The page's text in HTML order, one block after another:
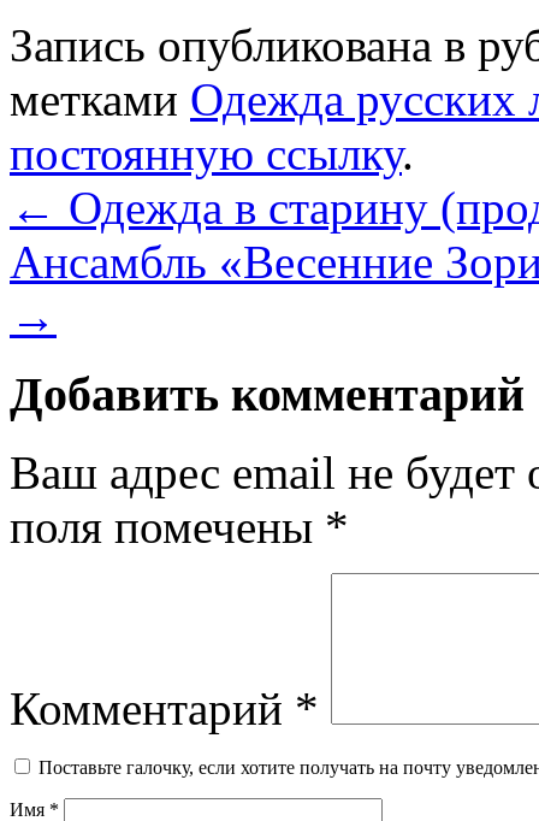
Запись опубликована в
метками Одежда русских
постоянную ссылку.
← Одежда в старину
Ансамбль «Весенние
→
Добавить комментарий
Ваш адрес email не будет
поля помечены *
Комментарий *
Поставьте галочку, если хотите получать на почту
Имя *